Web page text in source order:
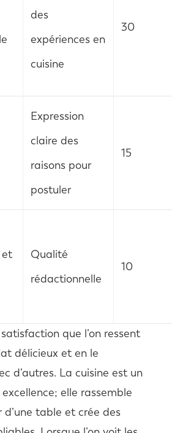
des
expériences en
cuisine
30
Expression
claire des
raisons pour
postuler
15
et
Qualité
rédactionnelle
10
que l’on ressent
délicieux et en le
d’autres. La cuisine est un
elle rassemble
d’une table et crée des